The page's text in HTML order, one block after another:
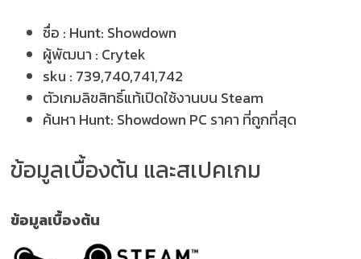
ชื่อ : Hunt: Showdown
ผู้พัฒนา : Crytek
sku : 739,740,741,742
ตัวเกมลิขสิทธิ์แท้เปิดใช้งานบน Steam
ค้นหา Hunt: Showdown PC ราคา ที่ถูกที่สุด
ข้อมูลเบื้องต้น และสเปคเกม
ข้อมูลเบื้องต้น